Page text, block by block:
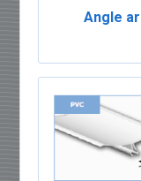
Angle